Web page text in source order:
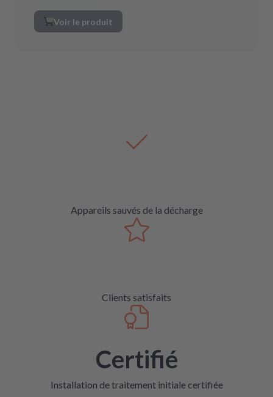
Voir le produit
Appareils sauvés de la décharge
Clients satisfaits
Certifié
Installation de traitement initiale certifiée